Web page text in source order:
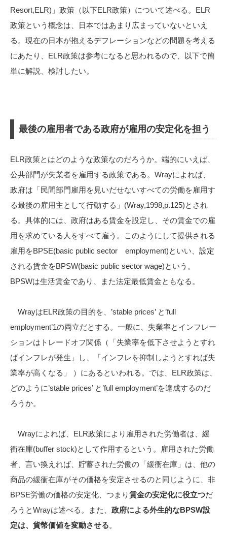
Resort,ELR)」政策（以下ELR政策）について述べる。ELR
政策という概念は、日本ではあまり広まっていないといえ
る。現在の日本が抱えるデフレーションなどの問題を考える
にあたり、ELR政策は参考になると思われるので、以下で簡
単に解説、検討したい。
最後の雇用者である政府が雇用の安定化を担う
ELR政策とはどのような政策なのだろうか。端的にいえば、
公共部門が失業者を雇用する政策である。Wrayによれば、
政府は「民間部門雇用を見いだせないすべての労働を雇用す
る最後の雇用主として行動する」(Wray,1998,p.125)とされ
る。具体的には、政府はある賃金を設定し、その賃金での雇
用を求めている人をすべて雇う。このようにして提供される
雇用をBPSE(basic public sector employment)といい、設定
される賃金をBPSW(basic public sector wage)という。
BPSWは生活賃金であり、また法定最低賃金ともなる。
WrayはELR政策の目的を、’stable prices’ と’full
employment’1の両立だとする。一般に、失業率とインフレー
ションはトレードオフ関係（「失業率を低下させようとすれ
ばインフレが発生」し、「インフレを抑制しようとすれば失
業率が高くなる」 ）にあるといわれる。では、ELR政策は、
どのように’stable prices’ と’full employment’を達成するのだ
ろうか。
Wrayによれば、ELR政策により雇用された労働者は、緩
衝在庫(buffer stock)として作用するという。雇用された労働
者、言い換えれば、貯蓄された労働の「緩衝在庫」は、他の
商品の緩衝在庫がその価格を安定させるのと同じように、非
BPSE労働の価格の安定化、つまり賃金の安定化に役立つだ
ろうとWrayは述べる。また、 政府による外生的なBPSW設
定は、貨幣価値を変動させる。